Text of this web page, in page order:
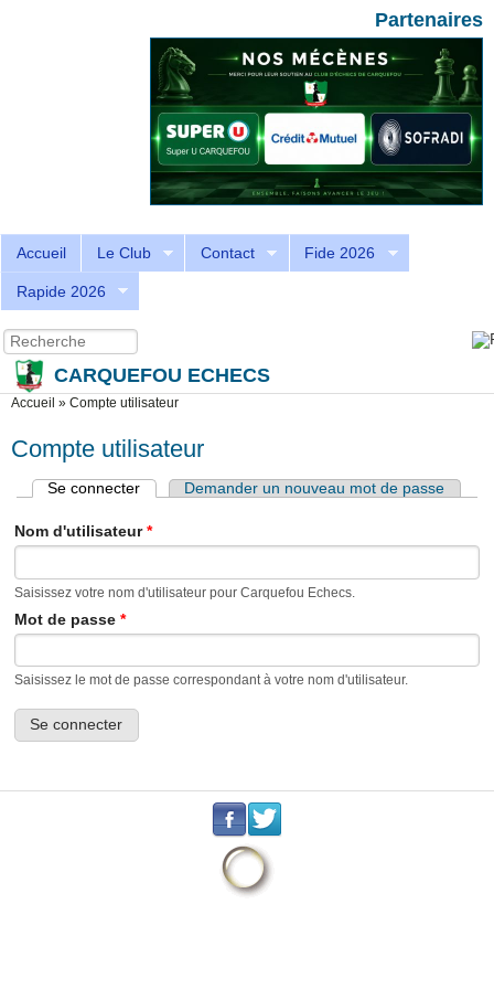
Partenaires
Accueil Le Club Contact Fide 2026
Rapide 2026
Formulaire de recherche
Recherche
CARQUEFOU ECHECS
Vous êtes ici
Accueil » Compte utilisateur
Compte utilisateur
Onglets principaux
Se connecter (onglet actif)Demander un nouveau mot de passe
Nom d'utilisateur *
Saisissez votre nom d'utilisateur pour Carquefou Echecs.
Mot de passe *
Saisissez le mot de passe correspondant à votre nom d'utilisateur.
. .